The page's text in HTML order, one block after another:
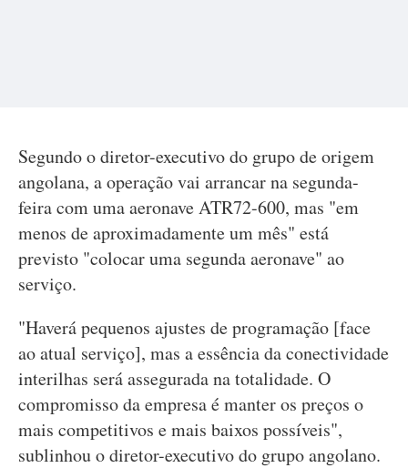
Segundo o diretor-executivo do grupo de origem
angolana, a operação vai arrancar na segunda-
feira com uma aeronave ATR72-600, mas "em
menos de aproximadamente um mês" está
previsto "colocar uma segunda aeronave" ao
serviço.
"Haverá pequenos ajustes de programação [face
ao atual serviço], mas a essência da conectividade
interilhas será assegurada na totalidade. O
compromisso da empresa é manter os preços o
mais competitivos e mais baixos possíveis",
sublinhou o diretor-executivo do grupo angolano.